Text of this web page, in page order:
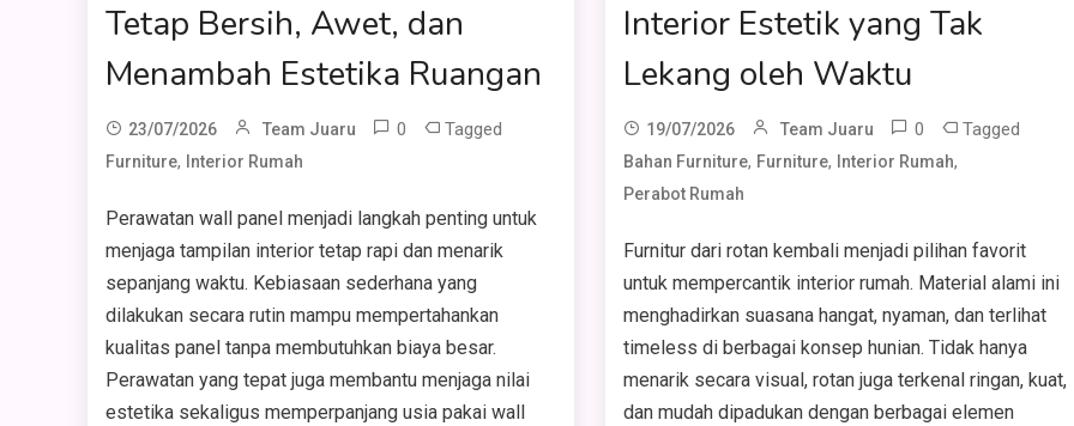
Tetap Bersih, Awet, dan
Menambah Estetika Ruangan
23/07/2026 Team Juaru 0 Tagged
Furniture, Interior Rumah
Perawatan wall panel menjadi langkah penting untuk
menjaga tampilan interior tetap rapi dan menarik
sepanjang waktu. Kebiasaan sederhana yang
dilakukan secara rutin mampu mempertahankan
kualitas panel tanpa membutuhkan biaya besar.
Perawatan yang tepat juga membantu menjaga nilai
estetika sekaligus memperpanjang usia pakai wall
Interior Estetik yang Tak
Lekang oleh Waktu
19/07/2026 Team Juaru 0 Tagged
Bahan Furniture, Furniture, Interior Rumah,
Perabot Rumah
Furnitur dari rotan kembali menjadi pilihan favorit
untuk mempercantik interior rumah. Material alami ini
menghadirkan suasana hangat, nyaman, dan terlihat
timeless di berbagai konsep hunian. Tidak hanya
menarik secara visual, rotan juga terkenal ringan, kuat,
dan mudah dipadukan dengan berbagai elemen